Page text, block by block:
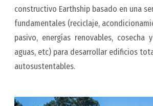
constructivo Earthship basado en una
fundamentales (reciclaje,
pasivo, energías renovables,
aguas, etc) para desarrollar edificios
autosustentables.